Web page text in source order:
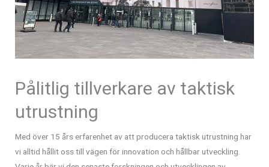
Pålitlig tillverkare av taktisk
utrustning
Med över 15 års erfarenhet av att producera taktisk utrustning har
vi alltid hållit oss till vägen för innovation och hållbar utveckling.